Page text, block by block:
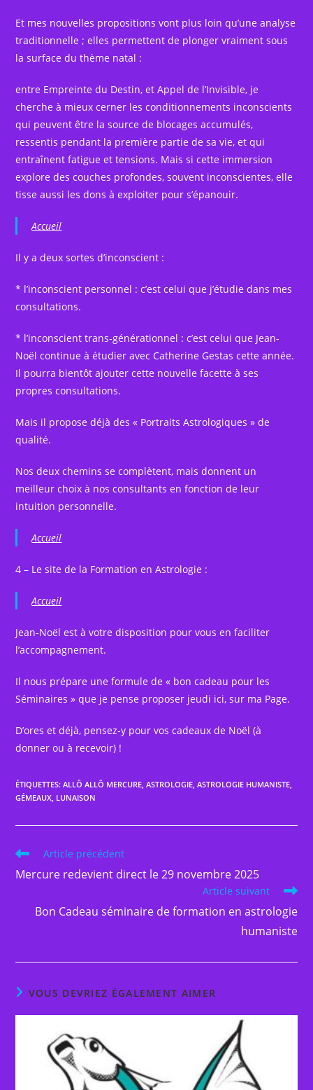
Et mes nouvelles propositions vont plus loin qu’une analyse
traditionnelle ; elles permettent de plonger vraiment sous
la surface du thème natal :
entre Empreinte du Destin, et Appel de l’Invisible, je
cherche à mieux cerner les conditionnements inconscients
qui peuvent être la source de blocages accumulés,
ressentis pendant la première partie de sa vie, et qui
entraînent fatigue et tensions. Mais si cette immersion
explore des couches profondes, souvent inconscientes, elle
tisse aussi les dons à exploiter pour s’épanouir.
Accueil
Il y a deux sortes d’inconscient :
* l’inconscient personnel : c’est celui que j’étudie dans mes
consultations.
* l’inconscient trans-générationnel : c’est celui que Jean-
Noël continue à étudier avec Catherine Gestas cette année.
Il pourra bientôt ajouter cette nouvelle facette à ses
propres consultations.
Mais il propose déjà des « Portraits Astrologiques » de
qualité.
Nos deux chemins se complètent, mais donnent un
meilleur choix à nos consultants en fonction de leur
intuition personnelle.
Accueil
4 – Le site de la Formation en Astrologie :
Accueil
Jean-Noël est à votre disposition pour vous en faciliter
l’accompagnement.
Il nous prépare une formule de « bon cadeau pour les
Séminaires » que je pense proposer jeudi ici, sur ma Page.
D’ores et déjà, pensez-y pour vos cadeaux de Noël (à
donner ou à recevoir) !
ÉTIQUETTES:ALLÔ ALLÔ MERCURE ASTROLOGIE ASTROLOGIE HUMANISTE
GÉMEAUX LUNAISON
Read
articles
Article précédent
Mercure redevient direct le 29 novembre 2025
Article suivant
Bon Cadeau séminaire de formation en astrologie
humaniste
VOUS DEVRIEZ ÉGALEMENT AIMER